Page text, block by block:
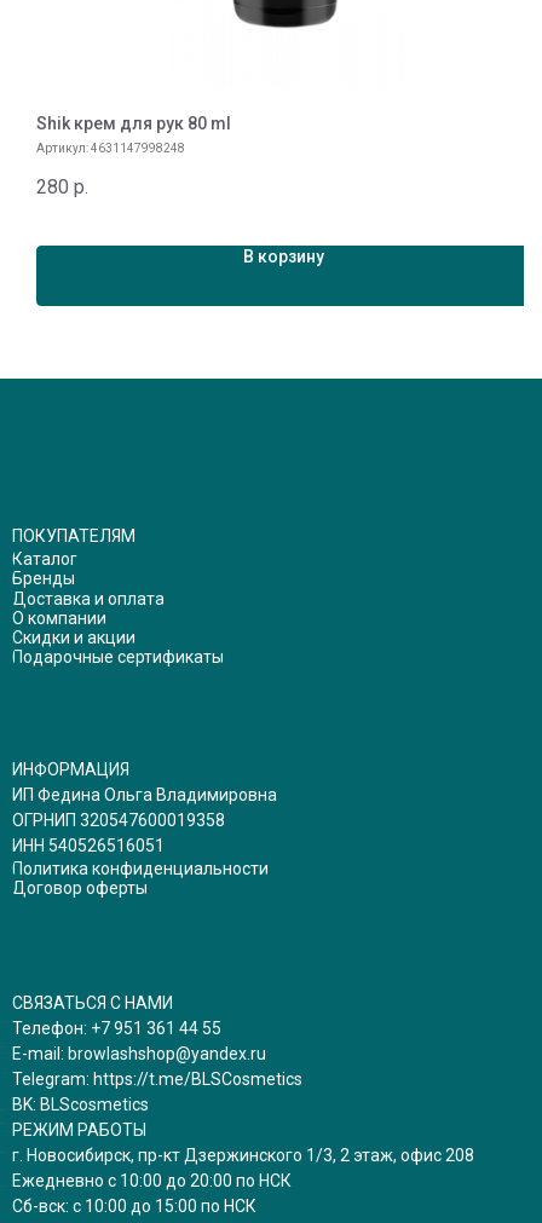
Shik крем для рук 80 ml
Артикул:4631147998248
280 р.
В корзину
ПОКУПАТЕЛЯМ
Каталог
Бренды
Доставка и оплата
О компании
Скидки и акции
Подарочные сертификаты
ИНФОРМАЦИЯ
ИП Федина Ольга Владимировна
ОГРНИП 320547600019358
ИНН 540526516051
Политика конфиденциальности
Договор оферты
СВЯЗАТЬСЯ С НАМИ
Телефон: +7 951 361 44 55
E-mail: browlashshop@yandex.ru
Telegram: https://t.me/BLSCosmetics
BK: BLScosmetics
РЕЖИМ РАБОТЫ
г. Новосибирск, пр-кт Дзержинского 1/3, 2 этаж, офис 208
Ежедневно с 10:00 до 20:00 по НСК
Сб-вск: с 10:00 до 15:00 по НСК